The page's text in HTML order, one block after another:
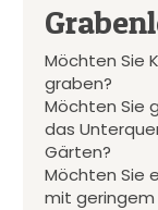
Möchten Sie
graben?
Möchten Sie
das
Gärten?
Möchten Sie
mit geringem